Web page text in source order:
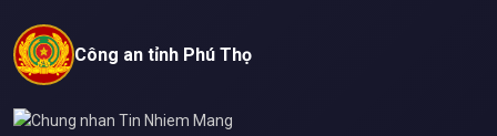
Công an tỉnh Phú Thọ